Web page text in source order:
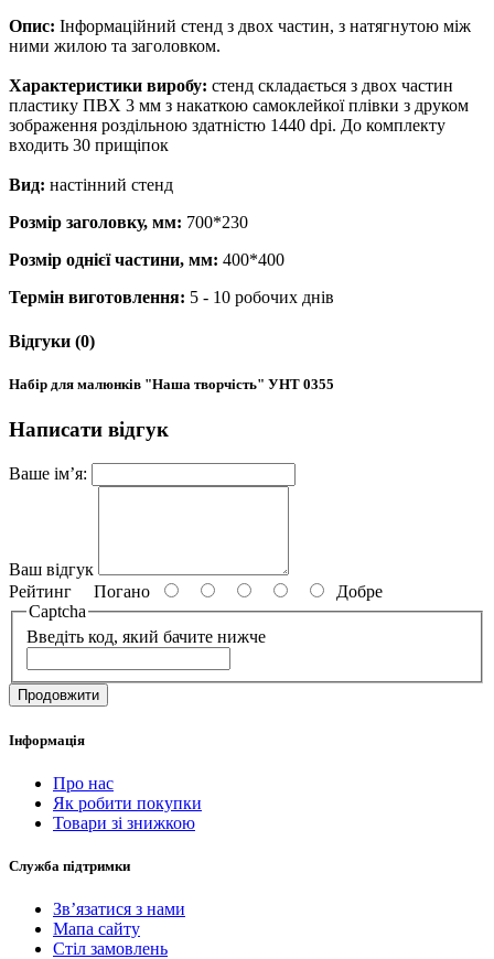
Опис: Інформаційний стенд з двох частин, з натягнутою між
ними жилою та заголовком.
Характеристики виробу: стенд складається з двох частин
пластику ПВХ 3 мм з накаткою самоклейкої плівки з друком
зображення роздільною здатністю 1440 dpi. До комплекту
входить 30 прищіпок
Вид: настінний стенд
Розмір заголовку, мм: 700*230
Розмір однієї частини, мм: 400*400
Термін виготовлення: 5 - 10 робочих днів
Відгуки (0)
Набір для малюнків "Наша творчість" УНТ 0355
Написати відгук
Ваше ім’я:
Ваш відгук
Рейтинг Погано
Добре
Captcha
Введіть код, який бачите нижче
Продовжити
Інформація
Про нас
Як робити покупки
Товари зі знижкою
Служба підтримки
Зв’язатися з нами
Мапа сайту
Стіл замовлень